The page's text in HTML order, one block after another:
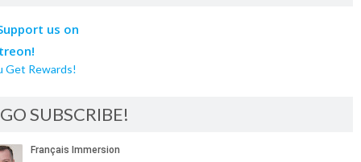
Get Rewards!
GO SUBSCRIBE!